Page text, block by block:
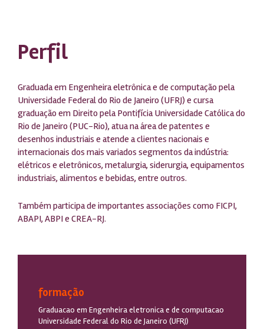
Perfil
Graduada em Engenheira eletrônica e de computação pela
Universidade Federal do Rio de Janeiro (UFRJ) e cursa
graduação em Direito pela Pontifícia Universidade Católica do
Rio de Janeiro (PUC-Rio), atua na área de patentes e
desenhos industriais e atende a clientes nacionais e
internacionais dos mais variados segmentos da indústria:
elétricos e eletrônicos, metalurgia, siderurgia, equipamentos
industriais, alimentos e bebidas, entre outros.
Também participa de importantes associações como FICPI,
ABAPI, ABPI e CREA-RJ.
formação
Graduacao em Engenheira eletronica e de computacao
Universidade Federal do Rio de Janeiro (UFRJ)